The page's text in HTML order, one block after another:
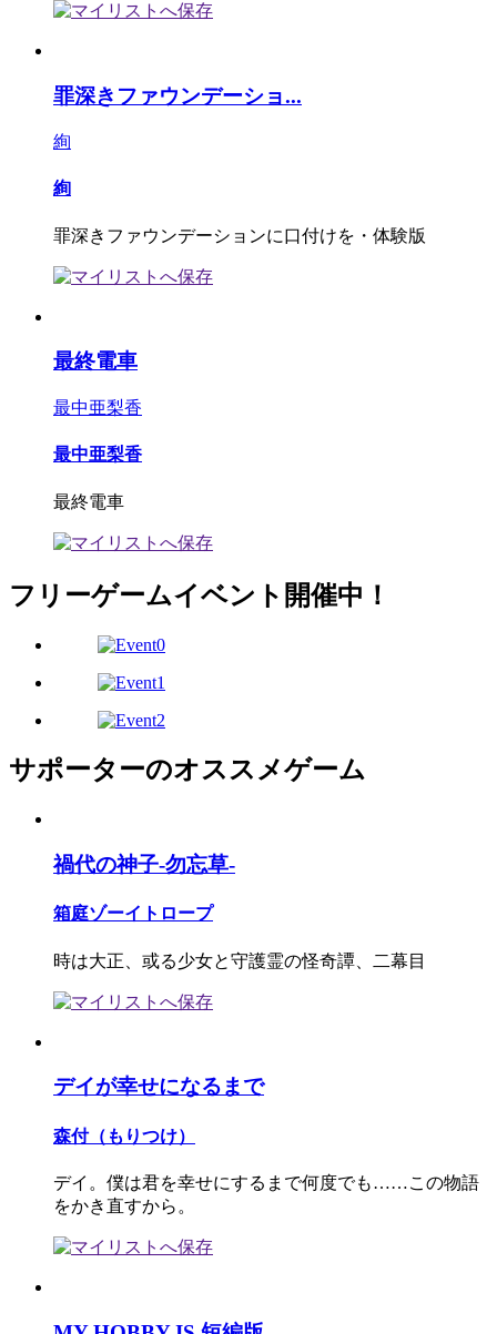
罪深きファウンデーショ...
絢
絢
罪深きファウンデーションに口付けを・体験版
最終電車
最中亜梨香
最中亜梨香
最終電車
フリーゲームイベント開催中！
サポーターのオススメゲーム
禍代の神子-勿忘草-
箱庭ゾーイトロープ
時は大正、或る少女と守護霊の怪奇譚、二幕目
デイが幸せになるまで
森付（もりつけ）
デイ。僕は君を幸せにするまで何度でも……この物語
をかき直すから。